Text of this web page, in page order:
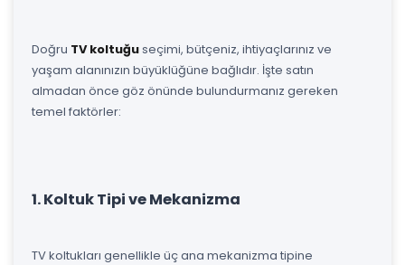
Doğru TV koltuğuseçimi, bütçeniz, ihtiyaçlarınız ve
yaşam alanınızın büyüklüğüne bağlıdır. İşte satın
almadan önce göz önünde bulundurmanız gereken
temel faktörler:
1. Koltuk Tipi ve Mekanizma
TV koltukları genellikle üç ana mekanizma tipine